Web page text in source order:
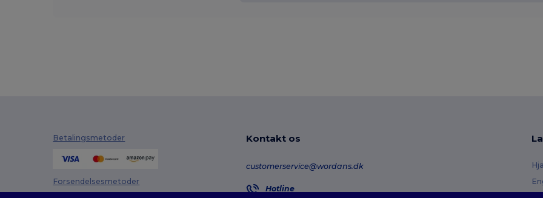
Betalingsmetoder
Forsendelsesmetoder
Kontakt os
customerservice@wordans.dk
Hotline